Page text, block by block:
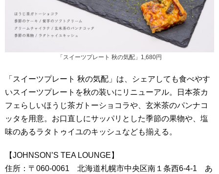
「スイーツプレート 秋の気配」1,680円
「スイーツプレート 秋の気配」は、シェアしても食べやす
いスイーツプレートを秋の装いにリニューアル。日本茶カ
フェらしいほうじ茶ガトーショコラや、玄米茶のパンナコ
ッタを用意。お口直しにサッパリとした季節の果物や、塩
味のあるラタトゥイユのキッシュなども揃える。
【JOHNSON’S TEA LOUNGE】
住所：〒060-0061 北海道札幌市中央区南１条西6-4-1 あ